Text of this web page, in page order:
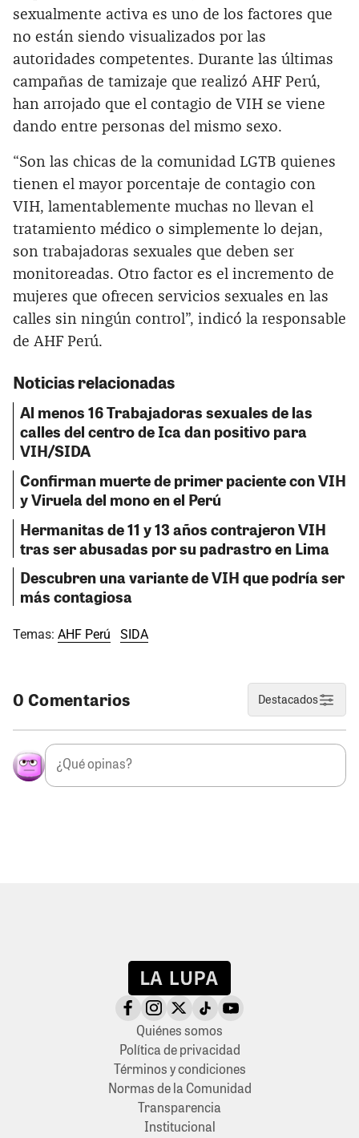
sexualmente activa es uno de los factores que
no están siendo visualizados por las
autoridades competentes. Durante las últimas
campañas de tamizaje que realizó AHF Perú,
han arrojado que el contagio de VIH se viene
dando entre personas del mismo sexo.
“Son las chicas de la comunidad LGTB quienes
tienen el mayor porcentaje de contagio con
VIH, lamentablemente muchas no llevan el
tratamiento médico o simplemente lo dejan,
son trabajadoras sexuales que deben ser
monitoreadas. Otro factor es el incremento de
mujeres que ofrecen servicios sexuales en las
calles sin ningún control”, indicó la responsable
de AHF Perú.
Noticias relacionadas
Al menos 16 Trabajadoras sexuales de las
calles del centro de Ica dan positivo para
VIH/SIDA
Confirman muerte de primer paciente con VIH
y Viruela del mono en el Perú
Hermanitas de 11 y 13 años contrajeron VIH
tras ser abusadas por su padrastro en Lima
Descubren una variante de VIH que podría ser
más contagiosa
Temas: AHF Perú SIDA
0 Comentarios Destacados
Quiénes somos
Política de privacidad
Términos y condiciones
Normas de la Comunidad
Transparencia
Institucional